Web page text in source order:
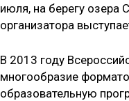
июля, на берегу озера
организатора
В 2013 году
многообразие
образовательную